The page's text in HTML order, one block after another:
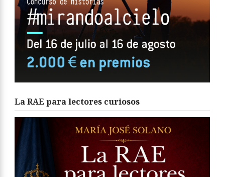
La RAE para lectores curiosos